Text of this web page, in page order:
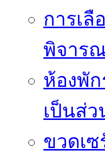
การเ
พิจาร
ห้องพั
เป็นส่ว
ขวดเ